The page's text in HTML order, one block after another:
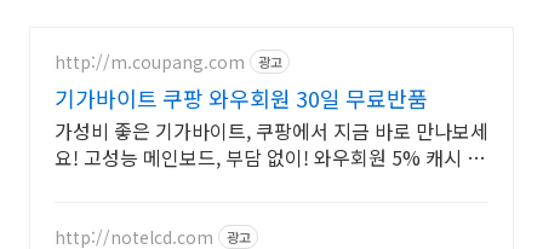
http://m.coupang.com 광고
기가바이트 쿠팡 와우회원 30일 무료반품
가성비 좋은 기가바이트, 쿠팡에서 지금 바로 만나보세
요! 고성능 메인보드, 부담 없이! 와우회원 5% 캐시 적
http://notelcd.com 광고